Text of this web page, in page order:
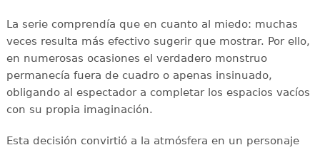
La serie comprendía que en cuanto al miedo: muchas
veces resulta más efectivo sugerir que mostrar. Por ello,
en numerosas ocasiones el verdadero monstruo
permanecía fuera de cuadro o apenas insinuado,
obligando al espectador a completar los espacios vacíos
con su propia imaginación.
Esta decisión convirtió a la atmósfera en un personaje